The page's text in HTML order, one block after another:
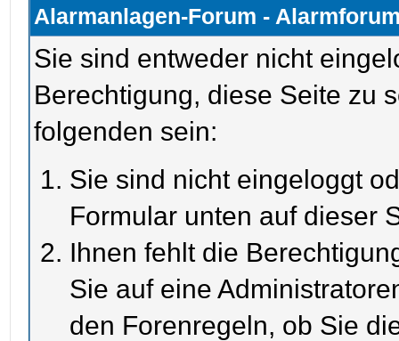
Alarmanlagen-Forum -
Sie sind entweder nicht
Berechtigung, diese Seite zu
folgenden sein:
Sie sind nicht eingeloggt
Formular unten auf dieser
Ihnen fehlt die
Sie auf eine
den Forenregeln, ob Sie